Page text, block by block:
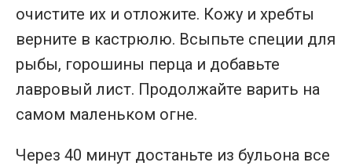
очистите их и отложите. Кожу и хребты
верните в кастрюлю. Всыпьте специи для
рыбы, горошины перца и добавьте
лавровый лист. Продолжайте варить на
самом маленьком огне.
Через 40 минут достаньте из бульона все